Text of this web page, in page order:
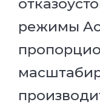
режимы